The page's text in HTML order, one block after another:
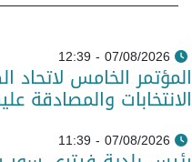
07/08/2026 - 12:39
المؤتمر الخامس لاتحاد
الانتخابات والمصادقة
07/08/2026 - 11:39